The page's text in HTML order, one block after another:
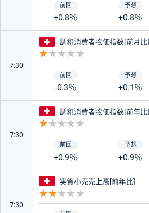
+0.8％ +0.8％
7:30
スイス
調和消費者物価指数[前月比]
-0.3％ +0.1％
7:30
スイス
調和消費者物価指数[前年比]
+0.9％ +0.9％
7:30
スイス
実質小売売上高[前年比]